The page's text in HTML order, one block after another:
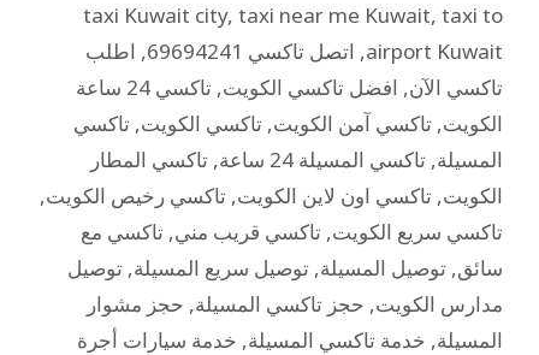
taxi Kuwait city, taxi near me Kuwait, taxi to
airport Kuwait
, اتصل تاكسي 69694241 , اطلب
تاكسي الآن, افضل تاكسي الكويت,
تاكسي 24 ساعة
الكويت, تاكسي آمن الكويت, تاكسي الكويت, تاكسي
المسيلة, تاكسي المسيلة 24 ساعة , تاكسي المطار
الكويت, تاكسي اون لاين الكويت, تاكسي رخيص الكويت,
تاكسي سريع الكويت, تاكسي قريب مني, تاكسي مع
سائق, توصيل المسيلة, توصيل سريع المسيلة, توصيل
مدارس الكويت, حجز تاكسي المسيلة, حجز مشوار
المسيلة, خدمة تاكسي المسيلة, خدمة سيارات أجرة